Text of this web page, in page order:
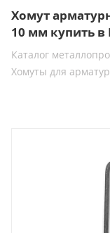
Хомут
10 мм купить
Каталог
Хомуты для